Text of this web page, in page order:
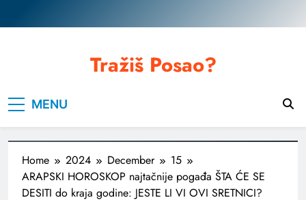
to
Tražiš Posao?
MENU
Home 2024 December
15
ARAPSKI HOROSKOP najtačnije pogađa ŠTA ĆE SE
DESITI do kraja godine: JESTE LI VI OVI SRETNICI?